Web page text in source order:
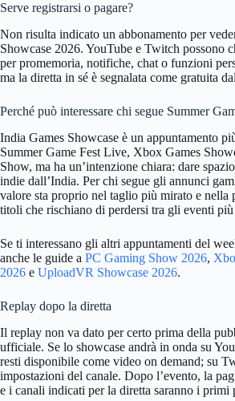
Serve registrarsi o pagare?
Non risulta indicato un abbonamento per
Showcase 2026. YouTube e Twitch possono
per promemoria, notifiche, chat o funzioni
ma la diretta in sé è segnalata come gratuita
Perché può interessare chi segue Summer
India Games Showcase è un appuntamento
Summer Game Fest Live, Xbox Games
Show, ma ha un’intenzione chiara: dare
indie dall’India. Per chi segue gli annunci
valore sta proprio nel taglio più mirato e nella
titoli che rischiano di perdersi tra gli eventi
Se ti interessano gli altri appuntamenti del
anche le guide a PC Gaming Show 2026,
2026 e UploadVR Showcase 2026.
Replay dopo la diretta
Il replay non va dato per certo prima della
ufficiale. Se lo showcase andrà in onda su
resti disponibile come video on demand; su
impostazioni del canale. Dopo l’evento, la
e i canali indicati per la diretta saranno i primi